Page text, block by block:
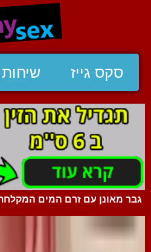
סקס גייז
גבר מאונן עם זרם המים